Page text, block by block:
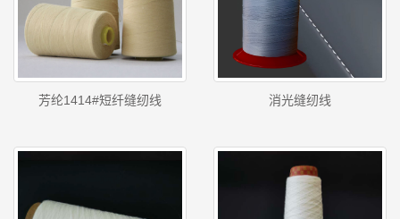
芳纶1414#短纤缝纫线 消光缝纫线